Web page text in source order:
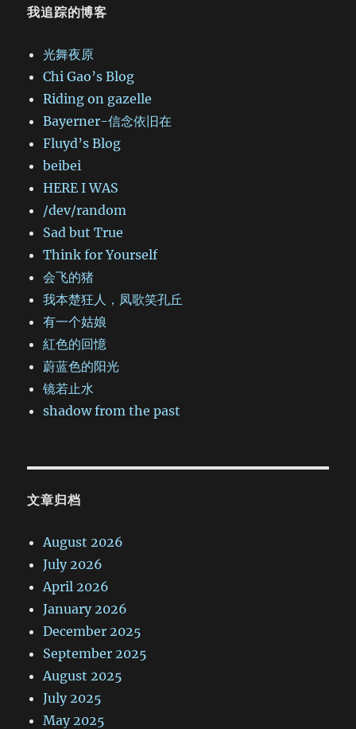
我追踪的博客
光舞夜原
Chi Gao’s Blog
Riding on gazelle
Bayerner-信念依旧在
Fluyd’s Blog
beibei
HERE I WAS
/dev/random
Sad but True
Think for Yourself
会飞的猪
我本楚狂人，凤歌笑孔丘
有一个姑娘
紅色的回憶
蔚蓝色的阳光
镜若止水
shadow from the past
文章归档
August 2026
July 2026
April 2026
January 2026
December 2025
September 2025
August 2025
July 2025
May 2025